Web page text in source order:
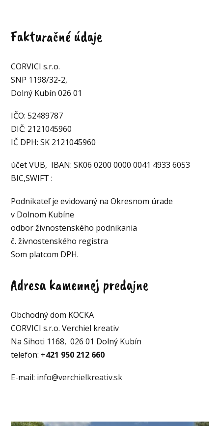
Fakturačné údaje
CORVICI s.r.o.
SNP 1198/32-2,
Dolný Kubín 026 01
IČO: 52489787
DIČ: 2121045960
IČ DPH: SK 2121045960
účet VUB, IBAN: SK06 0200 0000 0041 4933 6053
BIC,SWIFT :
Podnikateľ je evidovaný na Okresnom úrade
v Dolnom Kubíne
odbor živnostenského podnikania
č. živnostenského registra
Som platcom DPH.
Adresa kamennej predajne
Obchodný dom KOCKA
CORVICI s.r.o. Verchiel kreativ
Na Sihoti 1168, 026 01 Dolný Kubín
telefon: +421 950 212 660
E-mail: info@verchielkreativ.sk